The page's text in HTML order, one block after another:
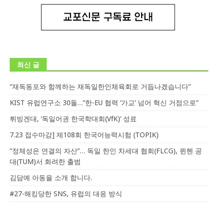
최신 글
“재독동포와 함께하는 재독일한인체육회로 거듭나겠습니다”
KIST 유럽연구소 30돌…“한-EU 협력 ‘가교’ 넘어 혁신 거점으로”
튀빙겐대, ‘독일어권 한국학대회(VfK)’ 성료
7.23 접수마감] 제108회 한국어능력시험 (TOPIK)
“정체성은 연결의 자산”… 독일 한인 차세대 협회(FLCG), 뮌헨 공
대(TUM)서 화려한 출범
김담예 아동을 소개 합니다.
#27-해킹당한 SNS, 유럽의 대응 방식